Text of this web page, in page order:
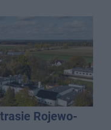
Rojewo-